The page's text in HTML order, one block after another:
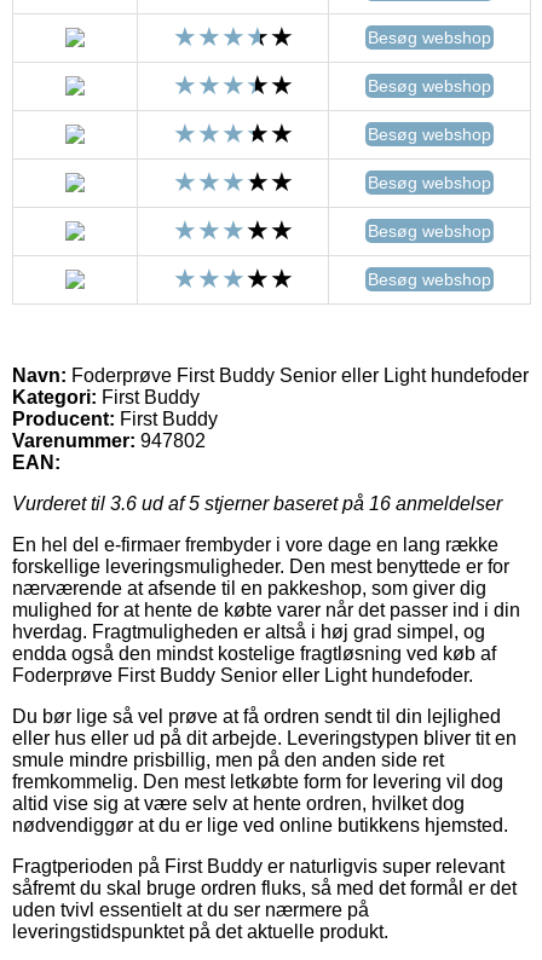
Besøg webshop
Besøg webshop
Besøg webshop
Besøg webshop
Besøg webshop
Besøg webshop
Navn: Foderprøve First Buddy Senior eller Light hundefoder
Kategori: First Buddy
Producent: First Buddy
Varenummer: 947802
EAN:
Vurderet til 3.6 ud af 5 stjerner baseret på 16 anmeldelser
En hel del e-firmaer frembyder i vore dage en lang række
forskellige leveringsmuligheder. Den mest benyttede er for
nærværende at afsende til en pakkeshop, som giver dig
mulighed for at hente de købte varer når det passer ind i din
hverdag. Fragtmuligheden er altså i høj grad simpel, og
endda også den mindst kostelige fragtløsning ved køb af
Foderprøve First Buddy Senior eller Light hundefoder.
Du bør lige så vel prøve at få ordren sendt til din lejlighed
eller hus eller ud på dit arbejde. Leveringstypen bliver tit en
smule mindre prisbillig, men på den anden side ret
fremkommelig. Den mest letkøbte form for levering vil dog
altid vise sig at være selv at hente ordren, hvilket dog
nødvendiggør at du er lige ved online butikkens hjemsted.
Fragtperioden på First Buddy er naturligvis super relevant
såfremt du skal bruge ordren fluks, så med det formål er det
uden tvivl essentielt at du ser nærmere på
leveringstidspunktet på det aktuelle produkt.